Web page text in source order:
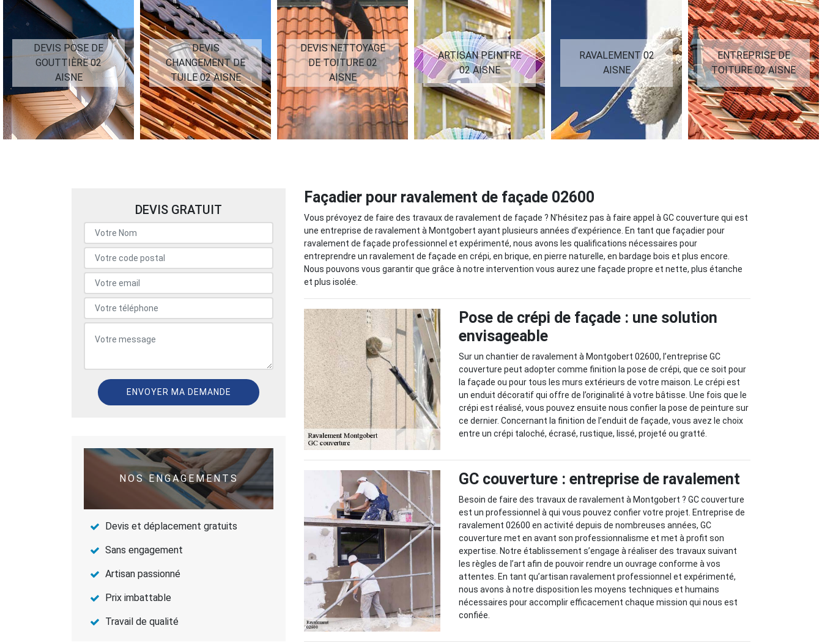
DEVIS POSE DE
GOUTTIÈRE 02
AISNE
DEVIS
CHANGEMENT DE
TUILE 02 AISNE
DEVIS NETTOYAGE
DE TOITURE 02
AISNE
ARTISAN PEINTRE
02 AISNE
RAVALEMENT 02
AISNE
ENTREPRISE DE
TOITURE 02 AISNE
DEVIS GRATUIT
NOS ENGAGEMENTS
Devis et déplacement gratuits
Sans engagement
Artisan passionné
Prix imbattable
Travail de qualité
Façadier pour ravalement de façade 02600
Vous prévoyez de faire des travaux de ravalement de façade ? N’hésitez pas à faire appel à GC couverture qui est
une entreprise de ravalement à Montgobert ayant plusieurs années d’expérience. En tant que façadier pour
ravalement de façade professionnel et expérimenté, nous avons les qualifications nécessaires pour
entreprendre un ravalement de façade en crépi, en brique, en pierre naturelle, en bardage bois et plus encore.
Nous pouvons vous garantir que grâce à notre intervention vous aurez une façade propre et nette, plus étanche
et plus isolée.
Pose de crépi de façade : une solution
envisageable
Sur un chantier de ravalement à Montgobert 02600, l’entreprise GC
couverture peut adopter comme finition la pose de crépi, que ce soit pour
la façade ou pour tous les murs extérieurs de votre maison. Le crépi est
un enduit décoratif qui offre de l’originalité à votre bâtisse. Une fois que le
crépi est réalisé, vous pouvez ensuite nous confier la pose de peinture sur
ce dernier. Concernant la finition de l’enduit de façade, vous avez le choix
entre un crépi taloché, écrasé, rustique, lissé, projeté ou gratté.
GC couverture : entreprise de ravalement
Besoin de faire des travaux de ravalement à Montgobert ? GC couverture
est un professionnel à qui vous pouvez confier votre projet. Entreprise de
ravalement 02600 en activité depuis de nombreuses années, GC
couverture met en avant son professionnalisme et met à profit son
expertise. Notre établissement s’engage à réaliser des travaux suivant
les règles de l’art afin de pouvoir rendre un ouvrage conforme à vos
attentes. En tant qu’artisan ravalement professionnel et expérimenté,
nous avons à notre disposition les moyens techniques et humains
nécessaires pour accomplir efficacement chaque mission qui nous est
confiée.